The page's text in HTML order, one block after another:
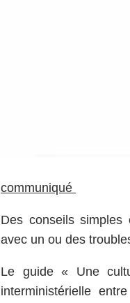
communiqué
Des conseils simples
avec un ou des
Le guide « Une
interministérielle